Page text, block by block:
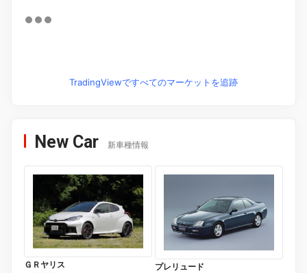
TradingViewですべてのマーケットを追跡
New Car 新車種情報
ＧＲヤリス プレリュード